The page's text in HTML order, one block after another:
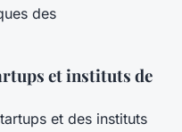
des
et instituts de
et des instituts